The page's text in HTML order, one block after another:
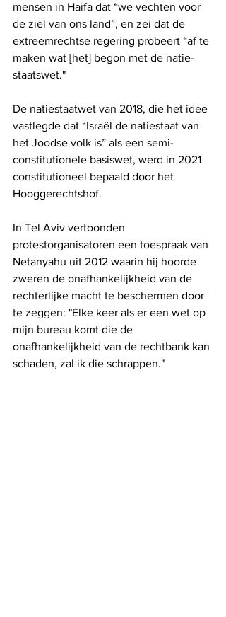
mensen in Haifa dat “we vechten voor
de ziel van ons land”, en zei dat de
extreemrechtse regering probeert “af te
maken wat [het] begon met de natie-
staatswet."
De natiestaatwet van 2018, die het idee
vastlegde dat “Israël de natiestaat van
het Joodse volk is” als een semi-
constitutionele basiswet, werd in 2021
constitutioneel bepaald door het
Hooggerechtshof.
In Tel Aviv vertoonden
protestorganisatoren een toespraak van
Netanyahu uit 2012 waarin hij hoorde
zweren de onafhankelijkheid van de
rechterlijke macht te beschermen door
te zeggen: "Elke keer als er een wet op
mijn bureau komt die de
onafhankelijkheid van de rechtbank kan
schaden, zal ik die schrappen."